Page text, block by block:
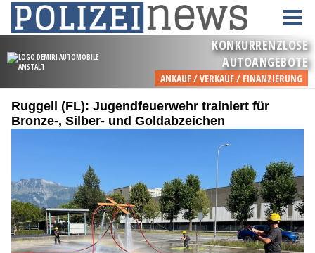
Ruggell (FL): Jugendfeuerwehr trainiert für
Bronze-, Silber- und Goldabzeichen